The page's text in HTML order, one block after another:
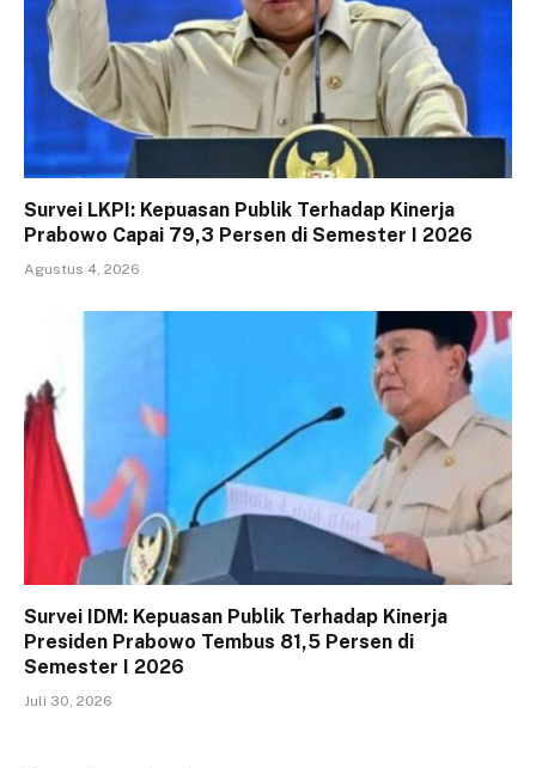
Survei LKPI: Kepuasan Publik Terhadap Kinerja
Prabowo Capai 79,3 Persen di Semester I 2026
Agustus 4, 2026
Survei IDM: Kepuasan Publik Terhadap Kinerja
Presiden Prabowo Tembus 81,5 Persen di
Semester I 2026
Juli 30, 2026